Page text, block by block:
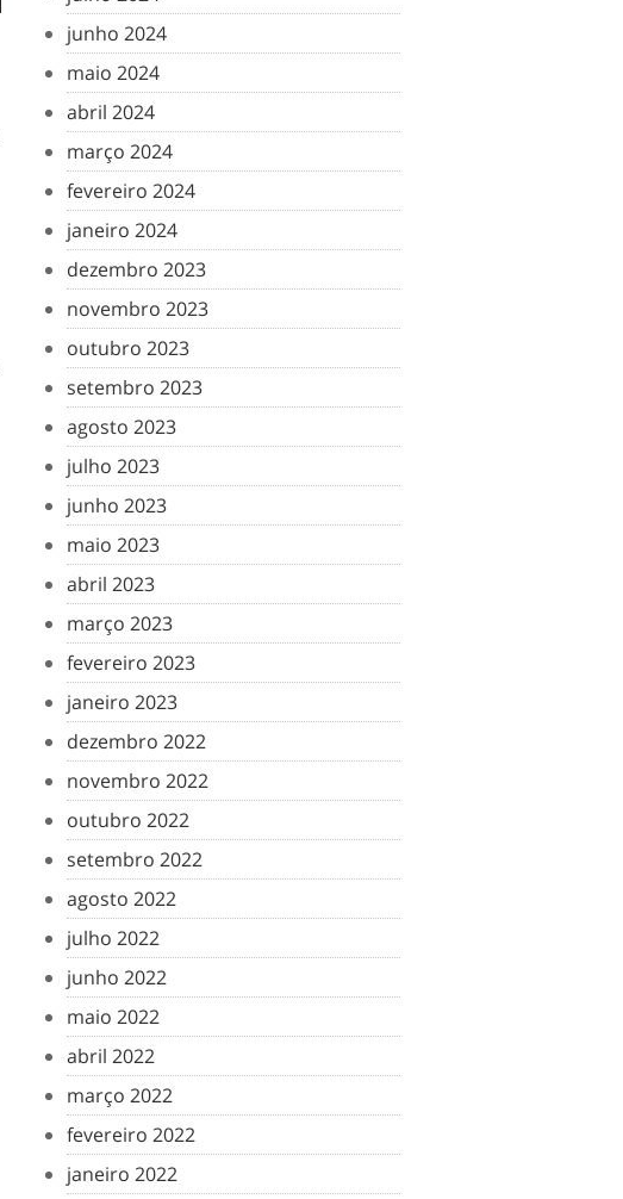
junho 2024
maio 2024
abril 2024
março 2024
fevereiro 2024
janeiro 2024
dezembro 2023
novembro 2023
outubro 2023
setembro 2023
agosto 2023
julho 2023
junho 2023
maio 2023
abril 2023
março 2023
fevereiro 2023
janeiro 2023
dezembro 2022
novembro 2022
outubro 2022
setembro 2022
agosto 2022
julho 2022
junho 2022
maio 2022
abril 2022
março 2022
fevereiro 2022
janeiro 2022